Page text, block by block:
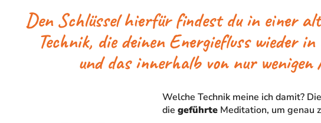
Den Schlüssel hierfür findest du in einer
Technik, die deinen Energiefluss wieder
und das innerhalb von nur wenigen
Welche Technik meine ich damit?
die geführteMeditation, um genau